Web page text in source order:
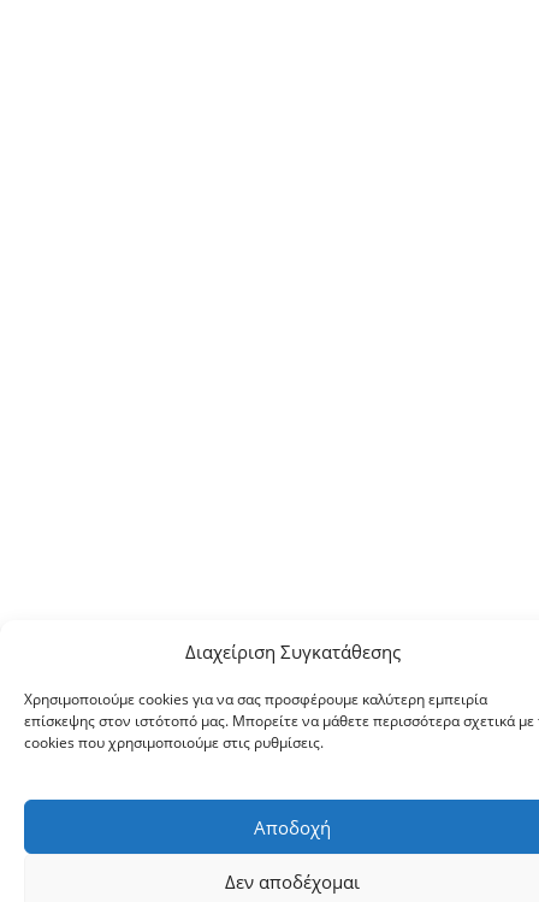
Διαχείριση Συγκατάθεσης
Χρησιμοποιούμε cookies για να σας προσφέρουμε καλύτερη εμπειρία
επίσκεψης στον ιστότοπό μας. Μπορείτε να μάθετε περισσότερα σχετικά με
cookies που χρησιμοποιούμε στις ρυθμίσεις.
Αποδοχή
Δεν αποδέχομαι